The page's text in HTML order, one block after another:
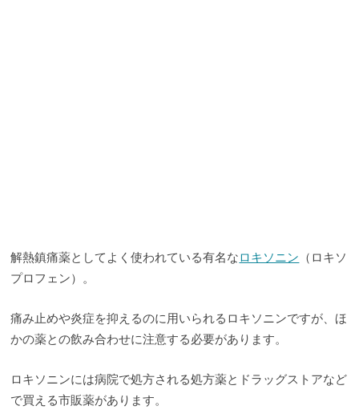
解熱鎮痛薬としてよく使われている有名なロキソニン （ロキソ
プロフェン）。
痛み止めや炎症を抑えるのに用いられるロキソニンですが、ほ
かの薬との飲み合わせに注意する必要があります。
ロキソニンには病院で処方される処方薬とドラッグストアなど
で買える市販薬があります。